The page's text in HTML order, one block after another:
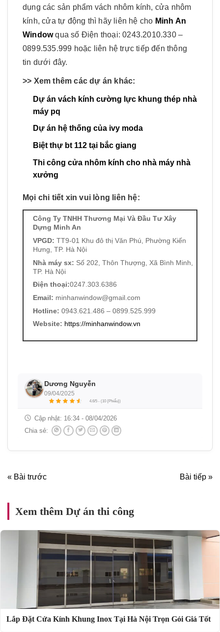
dụng các sản phẩm vách nhôm kính, cửa nhôm
kính, cửa tự động thì hãy liên hệ cho Minh An
Windowqua số Điện thoại: 0243.2010.330 –
0899.535.999 hoặc liên hệ trực tiếp đến thông
tin dưới đây.
>> Xem thêm các dự án khác:
Dự án vách kính cường lực khung thép nhà
máy pq
Dự án hệ thống của ivy moda
Biệt thự bt 112 tại bắc giang
Thi công cửa nhôm kính cho nhà máy nhà
xưởng
Mọi chi tiết xin vui lòng liên hệ:
Công Ty TNHH Thương Mại Và Đầu Tư Xây
Dựng Minh An
VPGD: TT9-01 Khu đô thị Văn Phú, Phường Kiến
Hưng, TP. Hà Nội
Nhà máy sx: Số 202, Thôn Thượng, Xã Bình Minh,
TP. Hà Nội
Điện thoại:0247.303.6386
Email: minhanwindow@gmail.com
Hotline: 0943.621.486 – 0899.525.999
Website: https://minhanwindow.vn
Dương Nguyễn
09/04/2025
4.6/5 - (10 {Phiếu})
Cập nhật: 16:34 - 08/04/2026
Chia sẻ:
« Bài trước Bài tiếp »
Xem thêm Dự án thi công
Lắp Đặt Cửa Kính Khung Inox Tại Hà Nội Trọn Gói Giá Tốt